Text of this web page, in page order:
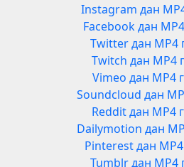
Instagram дан
Facebook дан
Twitter дан MP4
Twitch дан MP4
Vimeo дан MP4
Soundcloud дан
Reddit дан MP4
Dailymotion дан
Pinterest дан MP4
Tumblr дан MP4